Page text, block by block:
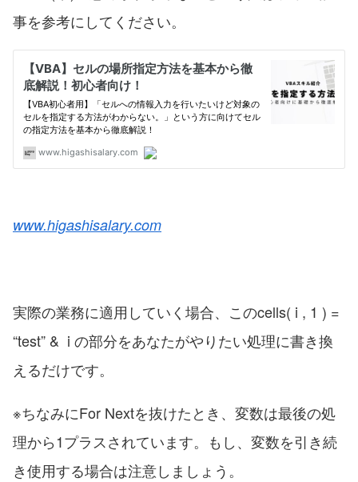
事を参考にしてください。
www.higashisalary.com
実際の業務に適用していく場合、このcells( i , 1 ) =
“test” & i の部分をあなたがやりたい処理に書き換
えるだけです。
※ちなみにFor Nextを抜けたとき、変数は最後の処
理から1プラスされています。もし、変数を引き続
き使用する場合は注意しましょう。